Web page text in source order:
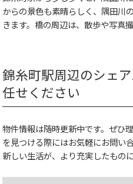
からの景色も素晴らしく、隅田川
きます。橋の周辺は、散歩や写真
錦糸町駅周辺のシェ
任せください
物件情報は随時更新中です。ぜひ
を見つける際にはお気軽にお問い
新しい生活が、より充実したもの